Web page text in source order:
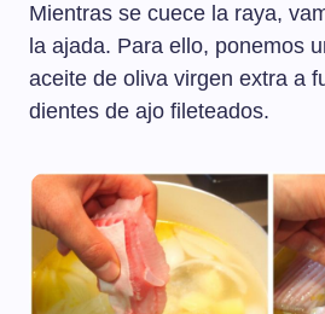
Mientras se cuece la raya,
la ajada. Para ello, ponemos
aceite de oliva virgen extra a
dientes de ajo fileteados.